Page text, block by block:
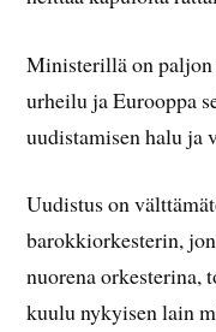
Ministerillä on
urheilu ja Eurooppa
uudistamisen halu ja
Uudistus on
barokkiorkesterin,
nuorena orkesterina,
kuulu nykyisen lain